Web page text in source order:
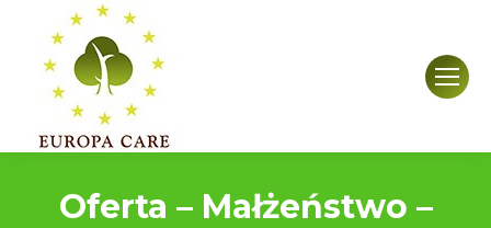
Oferta – Małżeństwo –